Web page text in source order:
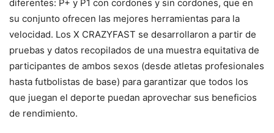
diferentes: P+ y P1 con cordones y sin cordones, que en
su conjunto ofrecen las mejores herramientas para la
velocidad. Los X CRAZYFAST se desarrollaron a partir de
pruebas y datos recopilados de una muestra equitativa de
participantes de ambos sexos (desde atletas profesionales
hasta futbolistas de base) para garantizar que todos los
que juegan el deporte puedan aprovechar sus beneficios
de rendimiento.